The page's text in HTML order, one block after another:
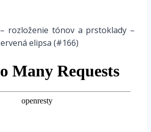
– rozloženie tónov a prstoklady –
elipsa (#166)